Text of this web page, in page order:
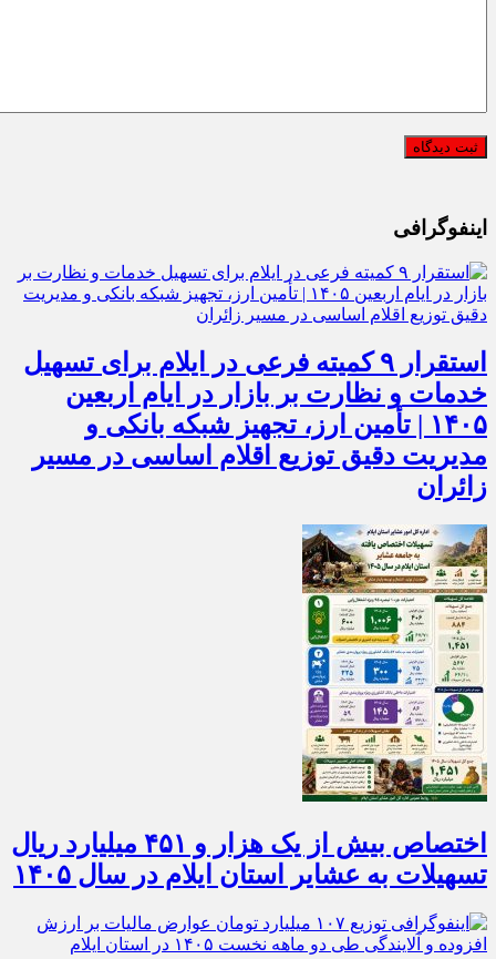
اینفوگرافی
استقرار ۹ کمیته فرعی در ایلام برای تسهیل
خدمات و نظارت بر بازار در ایام اربعین
۱۴۰۵ | تأمین ارز، تجهیز شبکه بانکی و
مدیریت دقیق توزیع اقلام اساسی در مسیر
زائران
اختصاص بیش از یک هزار و ۴۵۱ میلیارد ریال
تسهیلات به عشایر استان ایلام در سال ۱۴۰۵